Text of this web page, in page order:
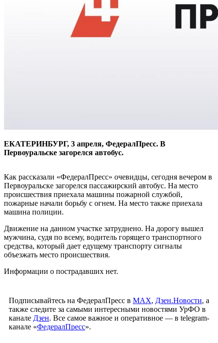
ЕКАТЕРИНБУРГ, 3 апреля, ФедералПресс. В
Первоуральске загорелся автобус.
Как рассказали «ФедералПресс» очевидцы, сегодня вечером в
Первоуральске загорелся пассажирский автобус. На место
происшествия приехала машины пожарной службой,
пожарные начали борьбу с огнем. На место также приехала
машина полиции.
Движение на данном участке затруднено. На дорогу вышел
мужчина, судя по всему, водитель горящего транспортного
средства, который дает едущему транспорту сигналы
объезжать место происшествия.
Информации о пострадавших нет.
Подписывайтесь на ФедералПресс в МАХ, Дзен.Новости, а
также следите за самыми интересными новостями УрФО в
канале Дзен. Все самое важное и оперативное — в telegram-
канале «ФедералПресс».